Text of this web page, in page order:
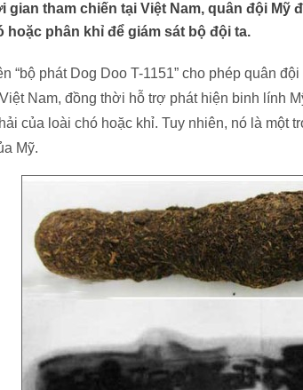
gian tham chiến tại Việt Nam, quân đội Mỹ
hoặc phân khỉ để giám sát bộ đội ta.
“bộ phát Dog Doo T-1151” cho phép quân
Nam, đồng thời hỗ trợ phát hiện binh lính
của loài chó hoặc khỉ. Tuy nhiên, nó là một
Mỹ.